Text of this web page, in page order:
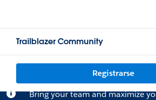
Trailblazer Community
Registrarse
Bring your team and maximize